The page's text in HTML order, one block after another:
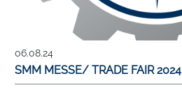
06.08.24
SMM MESSE/ TRADE FAIR 2024